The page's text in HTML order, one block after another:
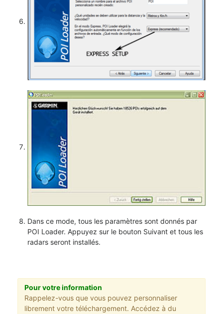
Dans ce mode, tous les paramètres sont donnés par
POI Loader. Appuyez sur le bouton Suivant et tous les
radars seront installés.
Pour votre information
Rappelez-vous que vous pouvez personnaliser
librement votre téléchargement. Accédez à du